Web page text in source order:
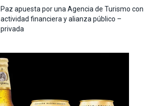
Paz apuesta por una Agencia de Turismo con
actividad financiera y alianza público –
privada